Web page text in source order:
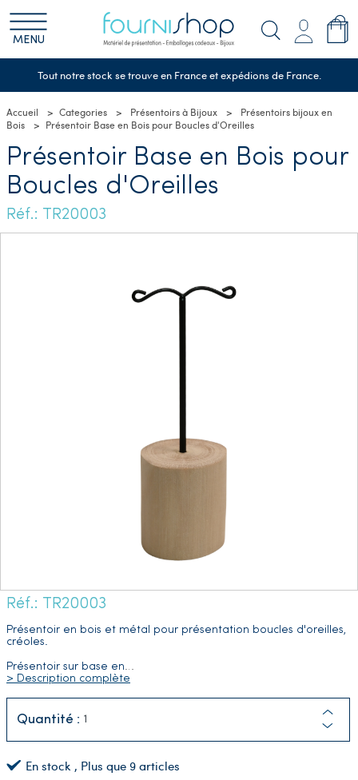
MENU
Tout notre stock se trouve en France et expédions de France.
Accueil Categories Présentoirs à Bijoux
Présentoirs bijoux en
Bois
Présentoir Base en Bois pour Boucles d'Oreilles
Présentoir Base en Bois pour
Boucles d'Oreilles
Réf.: TR20003
Réf.: TR20003
Présentoir en bois et métal pour présentation boucles d'oreilles,
créoles.
Présentoir sur base en…
> Description complète
Quantité :
En stock , Plus que 9 articles